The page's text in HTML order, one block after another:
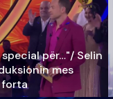
për…"/ Selin
mes
forta